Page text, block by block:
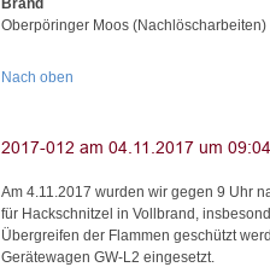
Brand
Oberpöringer Moos (Nachlöscharbeiten)
Nach oben
Am 4.11.2017 wurden wir gegen 9 Uhr
für Hackschnitzel in Vollbrand,
Übergreifen der Flammen geschützt
Gerätewagen GW-L2 eingesetzt.